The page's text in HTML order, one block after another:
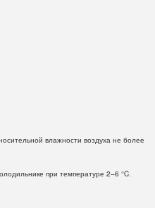
влажности воздуха не более
при температуре 2–6 °C.